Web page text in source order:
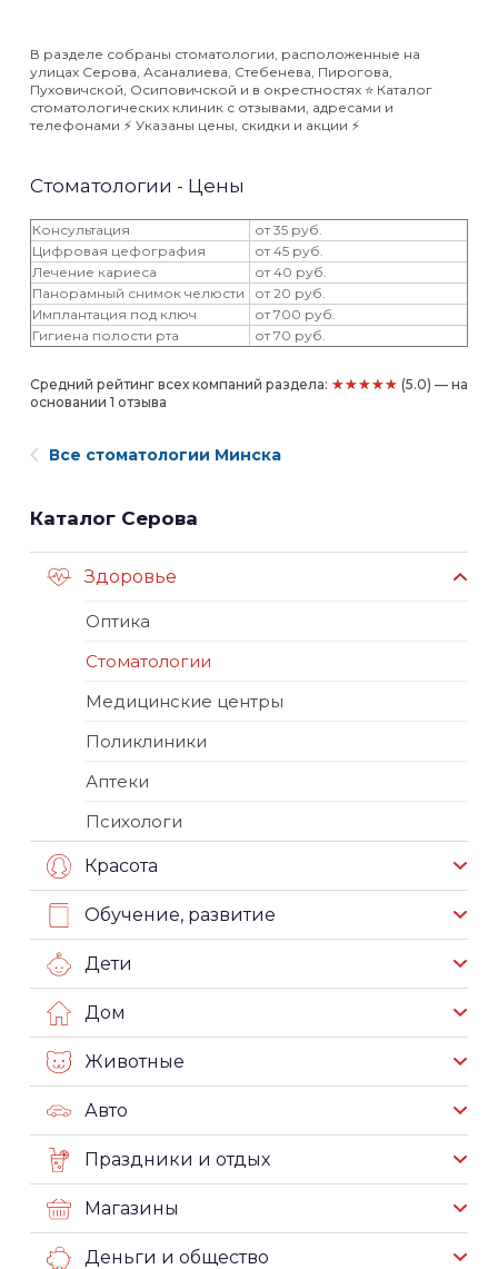
В разделе собраны стоматологии, расположенные на
улицах Серова, Асаналиева, Стебенева, Пирогова,
Пуховичской, Осиповичской и в окрестностях ⭐️ Каталог
стоматологических клиник с отзывами, адресами и
телефонами ⚡️ Указаны цены, скидки и акции ⚡️
Стоматологии - Цены
Консультация
от 35 руб.
Цифровая цефография
от 45 руб.
Лечение кариеса
от 40 руб.
Панорамный снимок челюсти
от 20 руб.
Имплантация под ключ
от 700 руб.
Гигиена полости рта
от 70 руб.
Средний рейтинг всех компаний раздела: ★★★★★ (5.0) — на
основании 1 отзыва
Все стоматологии Минска
Каталог Серова
Здоровье
Оптика
Стоматологии
Медицинские центры
Поликлиники
Аптеки
Психологи
Красота
Обучение, развитие
Дети
Дом
Животные
Авто
Праздники и отдых
Магазины
Деньги и общество